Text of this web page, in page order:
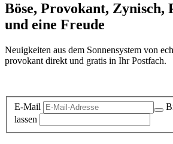
Böse, Provokant, Zynisch,
und eine Freude
Neuigkeiten aus dem Sonnensystem von
provokant direkt und gratis in Ihr Postfach.
E-Mail
lassen